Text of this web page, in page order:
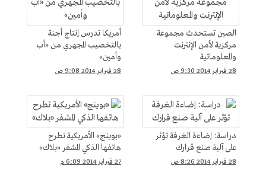
الصين تستحدث مجموعة
مركزية لأمن الإنترنت
والمعلوماتية
28 فبراير 2014 9:30 ص
أمريكا تدرس إنتاج أجنة
بالتخصيب المجهري من «أب
وأمين»
28 فبراير 2014 9:08 ص
دراسة: إضاءة الغرفة تؤثر
على آلية صنع قرارك
28 فبراير 2014 8:26 ص
«بوينج» الأمريكية تطرح
هاتفها الذكي المشفر «بلاك»
27 فبراير 2014 6:09 م